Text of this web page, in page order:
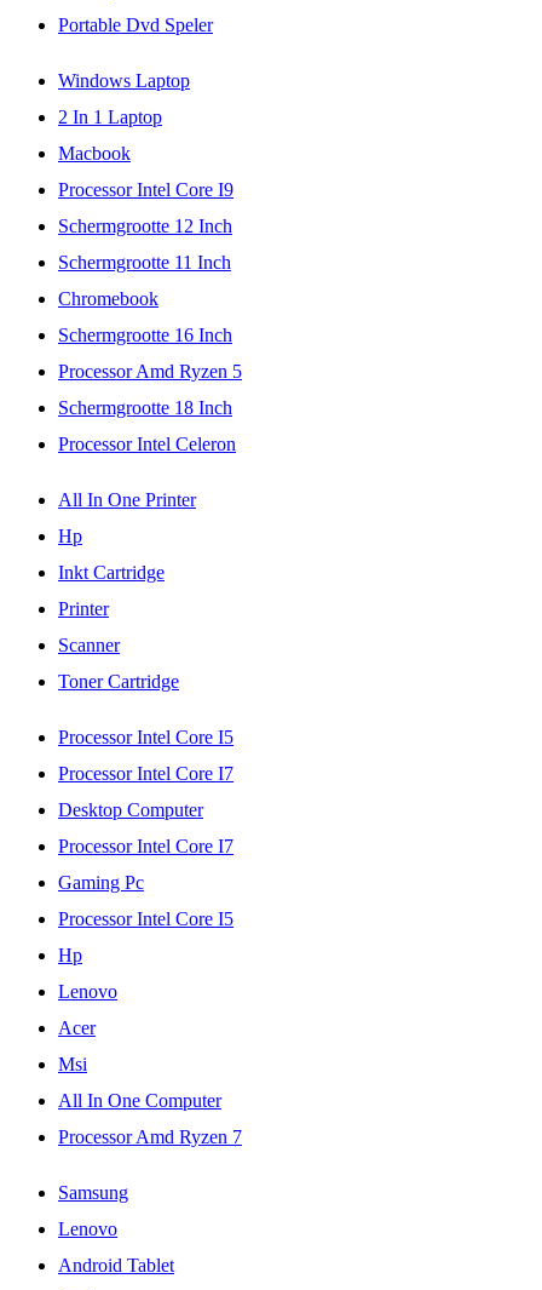
Portable Dvd Speler
Windows Laptop
2 In 1 Laptop
Macbook
Processor Intel Core I9
Schermgrootte 12 Inch
Schermgrootte 11 Inch
Chromebook
Schermgrootte 16 Inch
Processor Amd Ryzen 5
Schermgrootte 18 Inch
Processor Intel Celeron
All In One Printer
Hp
Inkt Cartridge
Printer
Scanner
Toner Cartridge
Processor Intel Core I5
Processor Intel Core I7
Desktop Computer
Processor Intel Core I7
Gaming Pc
Processor Intel Core I5
Hp
Lenovo
Acer
Msi
All In One Computer
Processor Amd Ryzen 7
Samsung
Lenovo
Android Tablet